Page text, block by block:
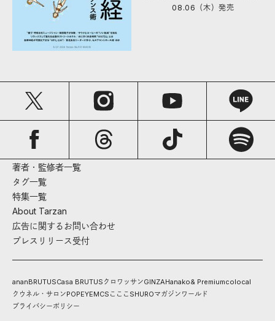
08.06（木）発売
著者・監修者一覧
タグ一覧
特集一覧
About Tarzan
広告に関するお問い合わせ
プレスリリース受付
ananBRUTUSCasa BRUTUS クロワッサンGINZAHanako& Premiumcolocal
クウネル・サロンPOPEYEMCS こここ SHUROマガジンワールド
プライバシーポリシー